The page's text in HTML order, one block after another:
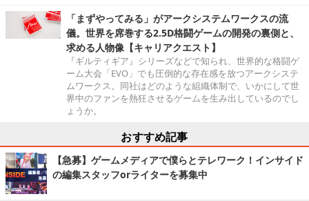
「まずやってみる」がアークシステムワークスの流
儀。世界を席巻する2.5D格闘ゲームの開発の裏側と、
求める人物像【キャリアクエスト】
『ギルティギア』シリーズなどで知られ、世界的な格闘ゲ
ーム大会「EVO」でも圧倒的な存在感を放つアークシステ
ムワークス。同社はどのような組織体制で、いかにして世
界中のファンを熱狂させるゲームを生み出しているのでし
ょうか。
おすすめ記事
【急募】ゲームメディアで僕らとテレワーク！インサイド
の編集スタッフorライターを募集中